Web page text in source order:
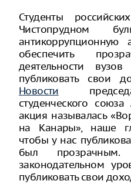
Студенты
Чистопрудном
обеспечить
деятельности
публиковать свои
Новости
студенческого
акция называлась
на Канары», наше
чтобы у нас
был
законодательном
публиковать свои